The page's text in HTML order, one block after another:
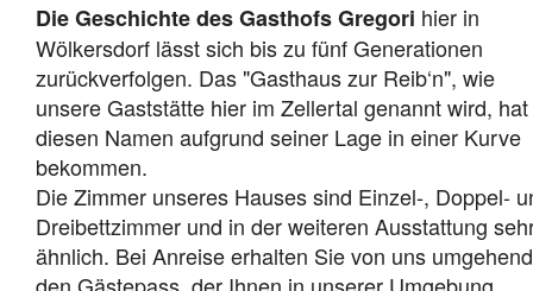
Die Geschichte des Gasthofs Gregori hier in
Wölkersdorf lässt sich bis zu fünf Generationen
zurückverfolgen. Das "Gasthaus zur Reib‘n", wie
unsere Gaststätte hier im Zellertal genannt wird, hat
diesen Namen aufgrund seiner Lage in einer Kurve
bekommen.
Die Zimmer unseres Hauses sind Einzel-, Doppel-
Dreibettzimmer und in der weiteren Ausstattung
ähnlich. Bei Anreise erhalten Sie von uns umgehend